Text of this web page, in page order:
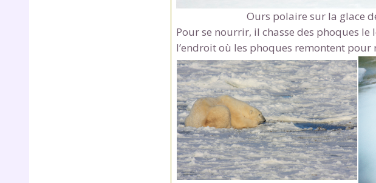
Ours polaire sur la glace
Pour se nourrir, il chasse des phoques
l’endroit où les phoques remontent pour